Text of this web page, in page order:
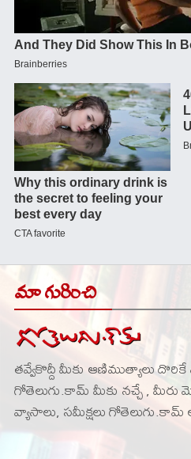
మా గురించి
తవ్వేకొద్దీ మీకు ఆణిముత్యాలు
గోతెలుగు.కామ్ మీకు నచ్చే , మీరు
వ్యాసాలు, సమీక్షలు